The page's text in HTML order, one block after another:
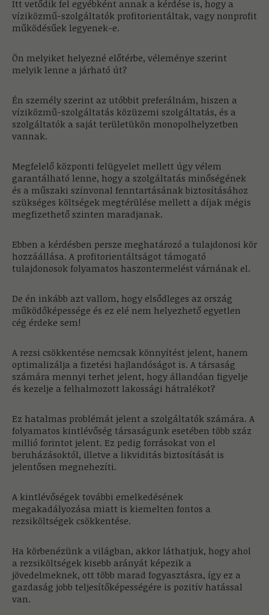
Itt vetődik fel egyébként annak a kérdése is, hogy a
víziközmű-szolgáltatók profitorientáltak, vagy nonprofit
működésűek legyenek-e.
Ön melyiket helyezné előtérbe, véleménye szerint
melyik lenne a járható út?
Én személy szerint az utóbbit preferálnám, hiszen a
víziközmű-szolgáltatás közüzemi szolgáltatás, és a
szolgáltatók a saját területükön monopolhelyzetben
vannak.
Megfelelő központi felügyelet mellett úgy vélem
garantálható lenne, hogy a szolgáltatás minőségének
és a műszaki színvonal fenntartásának biztosításához
szükséges költségek megtérülése mellett a díjak mégis
megfizethető szinten maradjanak.
Ebben a kérdésben persze meghatározó a tulajdonosi kör
hozzáállása. A profitorientáltságot támogató
tulajdonosok folyamatos haszontermelést várnának el.
De én inkább azt vallom, hogy elsődleges az ország
működőképessége és ez elé nem helyezhető egyetlen
cég érdeke sem!
A rezsi csökkentése nemcsak könnyítést jelent, hanem
optimalizálja a fizetési hajlandóságot is. A társaság
számára mennyi terhet jelent, hogy állandóan figyelje
és kezelje a felhalmozott lakossági hátralékot?
Ez hatalmas problémát jelent a szolgáltatók számára. A
folyamatos kintlévőség társaságunk esetében több száz
millió forintot jelent. Ez pedig forrásokat von el
beruházásoktól, illetve a likviditás biztosítását is
jelentősen megnehezíti.
A kintlévőségek további emelkedésének
megakadályozása miatt is kiemelten fontos a
rezsiköltségek csökkentése.
Ha körbenézünk a világban, akkor láthatjuk, hogy ahol
a rezsiköltségek kisebb arányát képezik a
jövedelmeknek, ott több marad fogyasztásra, így ez a
gazdaság jobb teljesítőképességére is pozitív hatással
van.